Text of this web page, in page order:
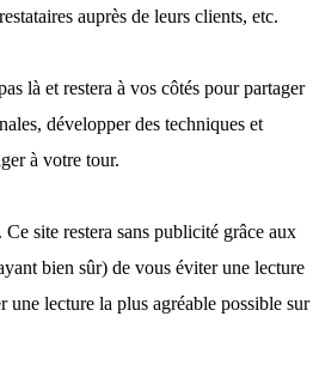
auprès de leurs clients, etc.
là et restera à vos côtés pour partager
développer des techniques et
à votre tour.
site restera sans publicité grâce aux
bien sûr) de vous éviter une lecture
une lecture la plus agréable possible sur